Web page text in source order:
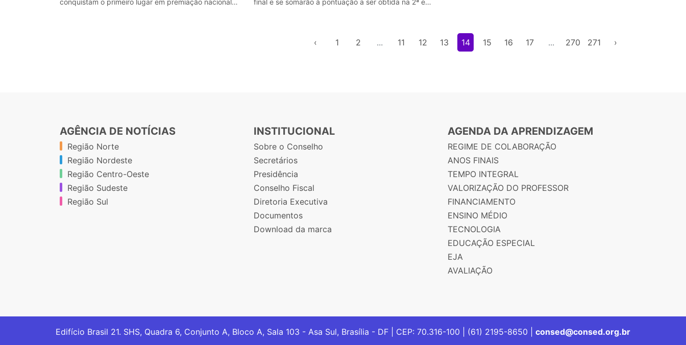
conquistam o primeiro lugar em premiação nacional
final e se somarão à pontuação a ser obtida na 2ª e
‹ 1 2 ... 11 12 13 14 15 16 17 ... 270 271 ›
AGÊNCIA DE NOTÍCIAS
Região Norte
Região Nordeste
Região Centro-Oeste
Região Sudeste
Região Sul
INSTITUCIONAL
Sobre o Conselho
Secretários
Presidência
Conselho Fiscal
Diretoria Executiva
Documentos
Download da marca
AGENDA DA APRENDIZAGEM
REGIME DE COLABORAÇÃO
ANOS FINAIS
TEMPO INTEGRAL
VALORIZAÇÃO DO PROFESSOR
FINANCIAMENTO
ENSINO MÉDIO
TECNOLOGIA
EDUCAÇÃO ESPECIAL
EJA
AVALIAÇÃO
Edifício Brasil 21. SHS, Quadra 6, Conjunto A, Bloco A, Sala 103 - Asa Sul, Brasília - DF | CEP: 70.316-100 | (61) 2195-8650 | consed@consed.org.br